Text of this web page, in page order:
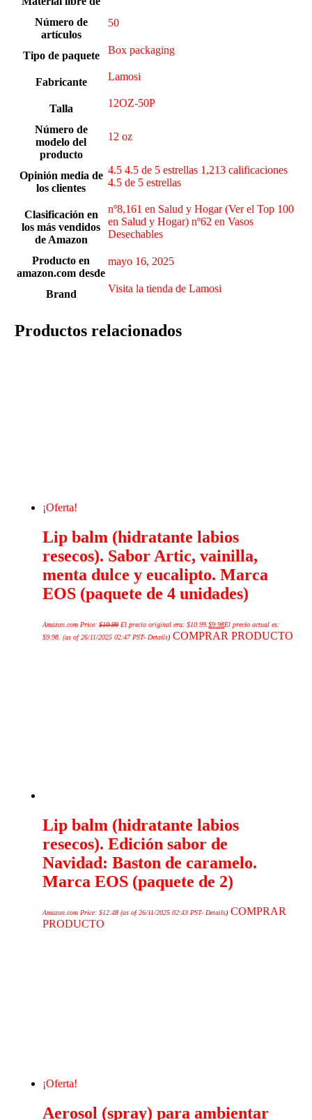
Número de
artículos
50
Tipo de paquete Box packaging
Fabricante Lamosi
Talla 12OZ-50P
Número de
modelo del
producto
12 oz
Opinión media de
los clientes
4.5 4.5 de 5 estrellas 1,213 calificaciones
4.5 de 5 estrellas
Clasificación en
los más vendidos
de Amazon
nº8,161 en Salud y Hogar (Ver el Top 100
en Salud y Hogar) nº62 en Vasos
Desechables
Producto en
amazon.com desde
mayo 16, 2025
Brand Visita la tienda de Lamosi
Productos relacionados
¡Oferta!
Lip balm (hidratante labios
resecos). Sabor Artic, vainilla,
menta dulce y eucalipto. Marca
EOS (paquete de 4 unidades)
Amazon.com Price:$10.99 El precio original era: $10.99.$9.98El precio actual es:
$9.98. (as of 26/11/2025 02:47 PST- Details) COMPRAR PRODUCTO
Lip balm (hidratante labios
resecos). Edición sabor de
Navidad: Baston de caramelo.
Marca EOS (paquete de 2)
Amazon.com Price:$12.48 (as of 26/11/2025 02:43 PST- Details) COMPRAR
PRODUCTO
¡Oferta!
Aerosol (spray) para ambientar